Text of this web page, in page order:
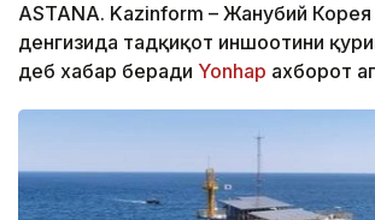
ASTANA. Kazinform – Жанубий Корея
денгизида тадқиқот иншоотини
деб хабар беради Yonhap ахборот